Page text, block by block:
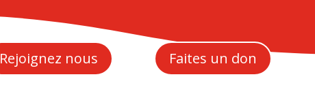
Rejoignez nous Faites un don